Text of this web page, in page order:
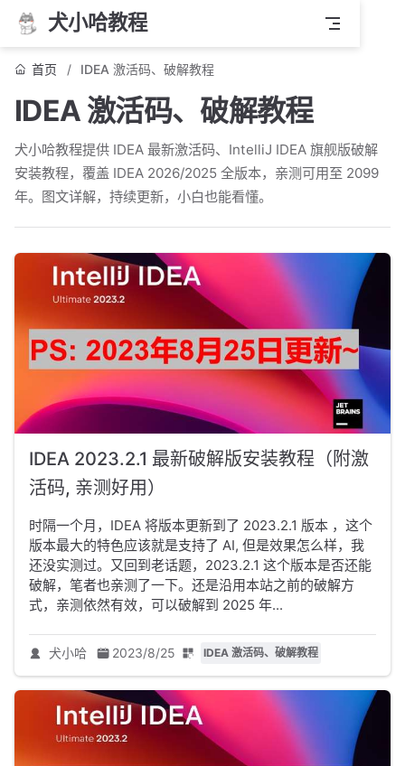
犬小哈教程
首页 IDEA 激活码、破解教程
IDEA 激活码、破解教程
犬小哈教程提供 IDEA 最新激活码、IntelliJ IDEA 旗舰版破解
安装教程，覆盖 IDEA 2026/2025 全版本，亲测可用至 2099
年。图文详解，持续更新，小白也能看懂。
IDEA 2023.2.1 最新破解版安装教程（附激
活码, 亲测好用）
时隔一个月，IDEA 将版本更新到了 2023.2.1 版本 ，这个
版本最大的特色应该就是支持了 AI, 但是效果怎么样，我
还没实测过。又回到老话题，2023.2.1 这个版本是否还能
破解，笔者也亲测了一下。还是沿用本站之前的破解方
式，亲测依然有效，可以破解到 2025 年...
犬小哈 2023/8/25 IDEA 激活码、破解教程